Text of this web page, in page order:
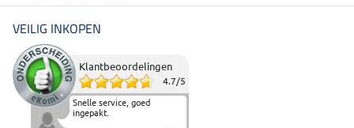
VEILIG INKOPEN
Klantbeoordelingen
4.7/5
Snelle service, goed
ingepakt.